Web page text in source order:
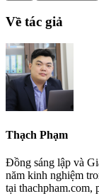
Về tác giả
Thạch Phạm
Đồng sáng lập và
năm kinh nghiệm
tại thachpham.com,